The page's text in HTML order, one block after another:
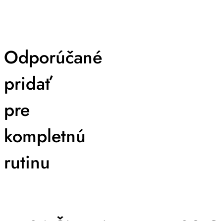
Odporúčané
pridať
pre
kompletnú
rutinu